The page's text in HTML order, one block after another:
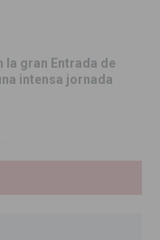
la gran Entrada de
intensa jornada